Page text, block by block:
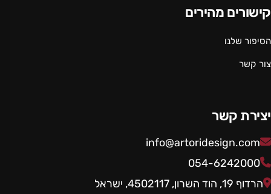
קישורים מהירים
הסיפור שלנו
צור קשר
יצירת קשר
info@artoridesign.com
054-6242000
הרדוף 19, הוד השרון, 4502117, ישראל